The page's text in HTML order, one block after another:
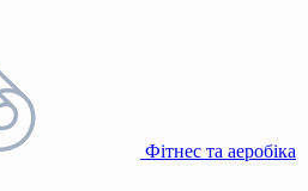
Фітнес та аеробіка